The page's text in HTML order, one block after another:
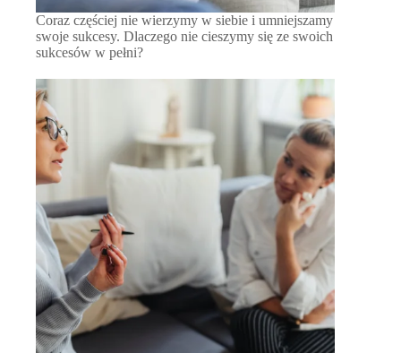
Coraz częściej nie wierzymy w siebie i umniejszamy
swoje sukcesy. Dlaczego nie cieszymy się ze swoich
sukcesów w pełni?